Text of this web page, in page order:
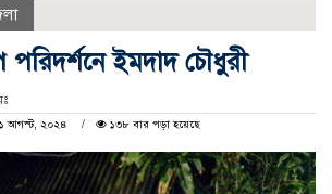
পরিদর্শনে ইমদাদ চৌধুরী
আগস্ট, ২০২৪
১৩৮ বার পড়া হয়েছে